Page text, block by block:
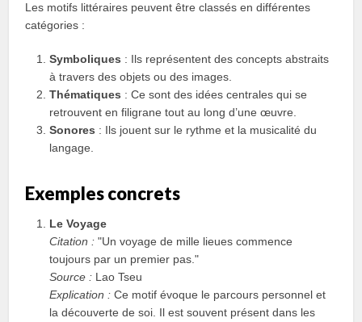
Les motifs littéraires peuvent être classés en différentes
catégories :
Symboliques : Ils représentent des concepts abstraits
à travers des objets ou des images.
Thématiques : Ce sont des idées centrales qui se
retrouvent en filigrane tout au long d’une œuvre.
Sonores : Ils jouent sur le rythme et la musicalité du
langage.
Exemples concrets
Le Voyage
Citation : "Un voyage de mille lieues commence
toujours par un premier pas."
Source : Lao Tseu
Explication : Ce motif évoque le parcours personnel et
la découverte de soi. Il est souvent présent dans les